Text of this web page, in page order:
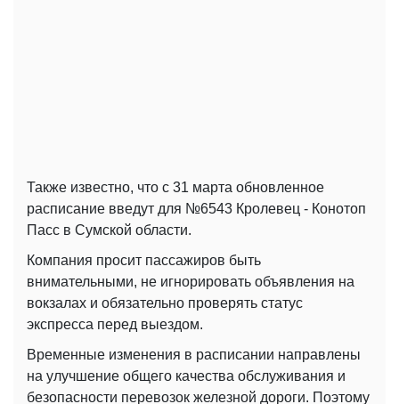
Также известно, что с 31 марта обновленное
расписание введут для №6543 Кролевец - Конотоп
Пасс в Сумской области.
Компания просит пассажиров быть
внимательными, не игнорировать объявления на
вокзалах и обязательно проверять статус
экспресса перед выездом.
Временные изменения в расписании направлены
на улучшение общего качества обслуживания и
безопасности перевозок железной дороги. Поэтому